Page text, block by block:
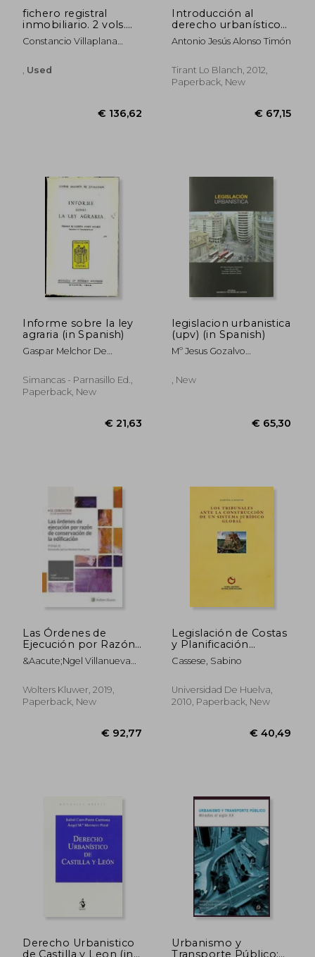
fichero registral
inmobiliario. 2 vols.
(2010) 1975-2009 (in
Spanish)
Constancio Villaplana
Used
Introducción al
derecho urbanístico
(Monografía) (in
Spanish)
Antonio Jesús Alonso Timón
Tirant Lo Blanch, 2012,
Paperback, New
Informe sobre la ley
agraria (in Spanish)
Gaspar Melchor De
Simancas - Parnasillo Ed.,
Paperback, New
legislacion urbanistica
(upv) (in Spanish)
Mº Jesus Gozalvo
, New
Las Órdenes de
Ejecución por Razón
de Conservación de la
Edificación (in
&Aacute;Ngel Villanueva
Wolters Kluwer, 2019,
Paperback, New
Legislación de Costas
y Planificación
Urbanísticas: 1
(Cuadernos
Derecho
Administrativo) (in
Cassese, Sabino
Universidad De Huelva,
2010, Paperback, New
Derecho Urbanistico
de Castilla y Leon (in
Urbanismo y
Transporte Público: